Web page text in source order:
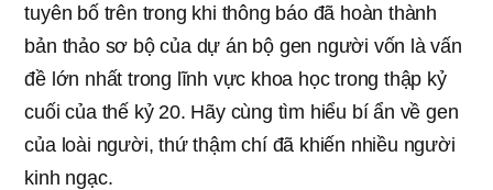
tuyên bố trên trong khi thông báo đã hoàn thành
bản thảo sơ bộ của dự án bộ gen người vốn là vấn
đề lớn nhất trong lĩnh vực khoa học trong thập kỷ
cuối của thế kỷ 20. Hãy cùng tìm hiểu bí ẩn về gen
của loài người, thứ thậm chí đã khiến nhiều người
kinh ngạc.